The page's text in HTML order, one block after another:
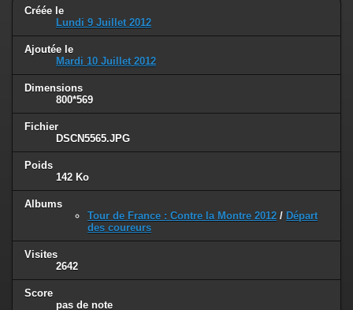
Créée le
Lundi 9 Juillet 2012
Ajoutée le
Mardi 10 Juillet 2012
Dimensions
800*569
Fichier
DSCN5565.JPG
Poids
142 Ko
Albums
Tour de France : Contre la Montre 2012 / Départ
des coureurs
Visites
2642
Score
pas de note